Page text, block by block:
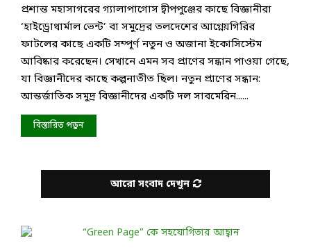
প্রশান্ত মহাসাগরের গ্যালাপাগোস দ্বীপপুঞ্জের কাছে বিজ্ঞানীরা
‘হাইড্রোথার্মাল ভেন্ট’ বা সমুদ্রের তলদেশের আগ্নেয়গিরির
ফাটলের কাছে একটি সম্পূর্ণ নতুন ও অজানা ইকোসিস্টেম
আবিষ্কার করেছেন। সেখানে এমন সব প্রাণের সন্ধান পাওয়া গেছে,
যা বিজ্ঞানীদের কাছে কল্পনাতীত ছিল। নতুন প্রাণের সন্ধান:
আন্তর্জাতিক সমুদ্র বিজ্ঞানীদের একটি দল সাবমেরিন......
বিস্তারিত পড়ুন
আরো সংবাদ দেখুন